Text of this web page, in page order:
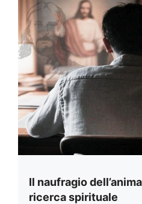
Il naufragio
ricerca spirituale